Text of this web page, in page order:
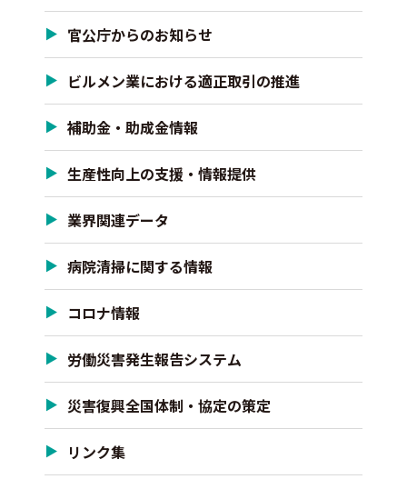
官公庁からのお知らせ
ビルメン業における適正取引の推進
補助金・助成金情報
生産性向上の支援・情報提供
業界関連データ
病院清掃に関する情報
コロナ情報
労働災害発生報告システム
災害復興全国体制・協定の策定
リンク集